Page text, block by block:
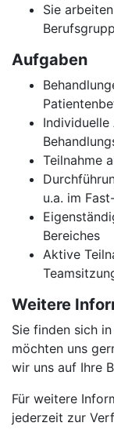
Sie
Aufgaben
Individuelle
Teilnahme
u.a. im
Bereiches
Aktive
Weitere
Sie finden sich
möchten uns
wir uns auf Ihre
Für weitere
jederzeit zur